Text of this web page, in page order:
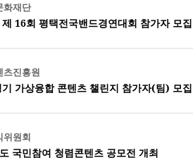
화재단
16회 평택전국밴드경연대회 참가자 모
츠진흥원
가상융합 콘텐츠 챌린지 참가자(팀) 모
위원회
국민참여 청렴콘텐츠 공모전 개최